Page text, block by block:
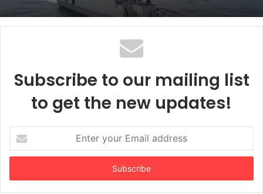
Subscribe to our mailing list
to get the new updates!
your
Email